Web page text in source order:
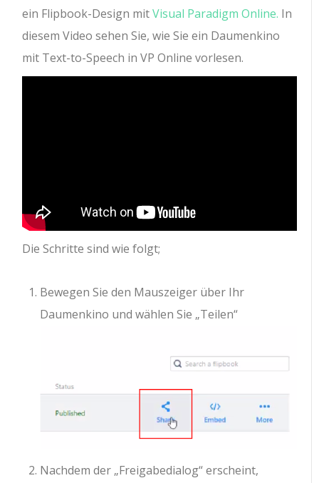
ein Flipbook-Design mitVisual Paradigm Online. In
diesem Video sehen Sie, wie Sie ein Daumenkino
mit Text-to-Speech in VP Online vorlesen.
Die Schritte sind wie folgt;
Bewegen Sie den Mauszeiger über Ihr
Daumenkino und wählen Sie „Teilen“
Nachdem der „Freigabedialog“ erscheint,